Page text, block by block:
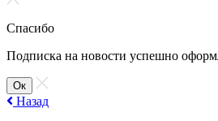
Спасибо
Подписка на новости успешно
Ок
Назад